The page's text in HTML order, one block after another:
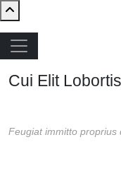
Skip to main content
Main navigation
Cui Elit
Feugiat immitto proprius